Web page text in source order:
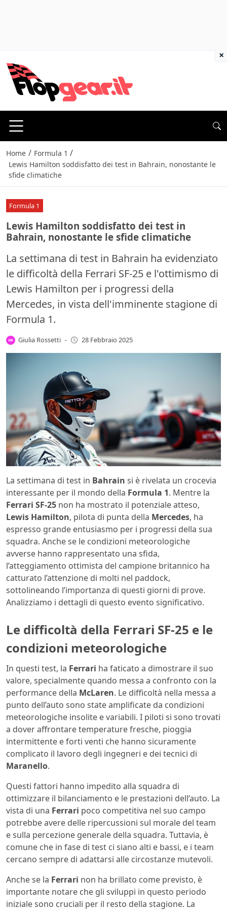
Home / Formula 1 /
Lewis Hamilton soddisfatto dei test in Bahrain, nonostante le
sfide climatiche
Formula 1
Lewis Hamilton soddisfatto dei test in
Bahrain, nonostante le sfide climatiche
La settimana di test in Bahrain ha evidenziato
le difficoltà della Ferrari SF-25 e l'ottimismo di
Lewis Hamilton per i progressi della
Mercedes, in vista dell'imminente stagione di
Formula 1.
Giulia Rossetti - 28 Febbraio 2025
La settimana di test in Bahrain si è rivelata un crocevia
interessante per il mondo della Formula 1. Mentre la
Ferrari SF-25 non ha mostrato il potenziale atteso,
Lewis Hamilton, pilota di punta della Mercedes, ha
espresso grande entusiasmo per i progressi della sua
squadra. Anche se le condizioni meteorologiche
avverse hanno rappresentato una sfida,
l’atteggiamento ottimista del campione britannico ha
catturato l’attenzione di molti nel paddock,
sottolineando l’importanza di questi giorni di prove.
Analizziamo i dettagli di questo evento significativo.
Le difficoltà della Ferrari SF-25 e le
condizioni meteorologiche
In questi test, la Ferrari ha faticato a dimostrare il suo
valore, specialmente quando messa a confronto con la
performance della McLaren. Le difficoltà nella messa a
punto dell’auto sono state amplificate da condizioni
meteorologiche insolite e variabili. I piloti si sono trovati
a dover affrontare temperature fresche, pioggia
intermittente e forti venti che hanno sicuramente
complicato il lavoro degli ingegneri e dei tecnici di
Maranello.
Questi fattori hanno impedito alla squadra di
ottimizzare il bilanciamento e le prestazioni dell’auto. La
vista di una Ferrari poco competitiva nel suo campo
potrebbe avere delle ripercussioni sul morale del team
e sulla percezione generale della squadra. Tuttavia, è
comune che in fase di test ci siano alti e bassi, e i team
cercano sempre di adattarsi alle circostanze mutevoli.
Anche se la Ferrari non ha brillato come previsto, è
importante notare che gli sviluppi in questo periodo
iniziale sono cruciali per il resto della stagione. La
×